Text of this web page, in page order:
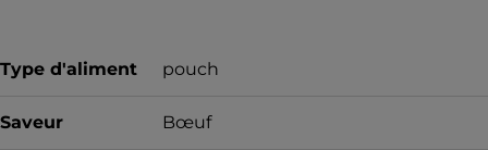
Type d'aliment pouch
Saveur Bœuf